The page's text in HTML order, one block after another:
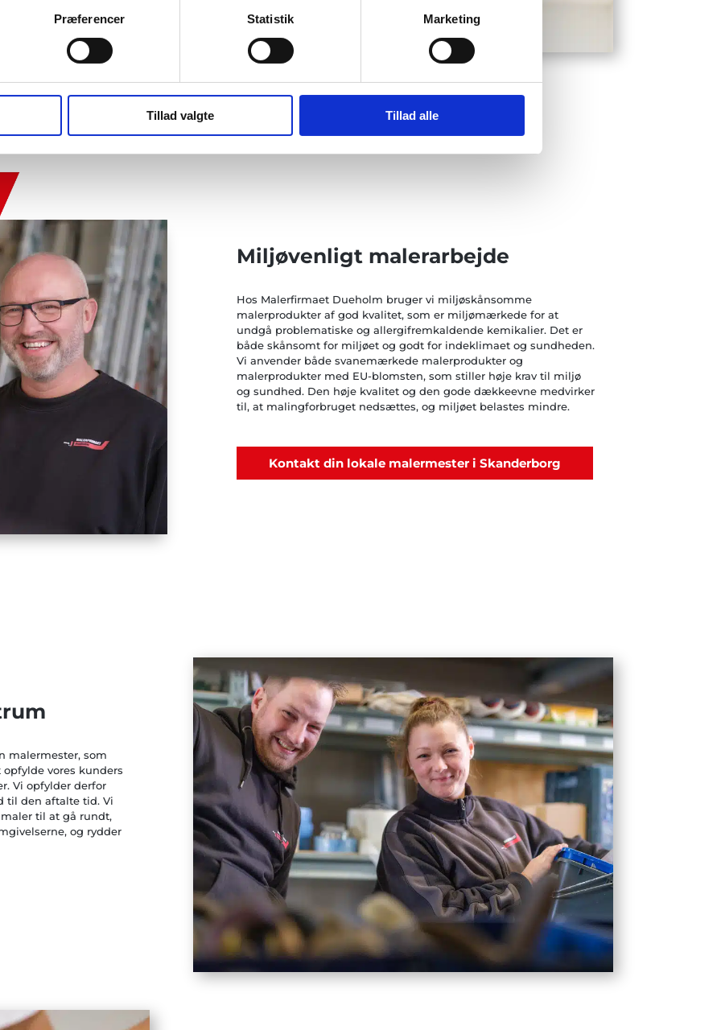
Præferencer Statistik Marketing
Tillad valgte Tillad alle
så frygt ej. Som
erfaring i
for
betyder, at vi har
du kan
Miljøvenligt malerarbejde
Hos Malerfirmaet Dueholm bruger vi miljøskånsomme
malerprodukter af god kvalitet, som er miljømærkede for at
undgå problematiske og allergifremkaldende kemikalier. Det er
både skånsomt for miljøet og godt for indeklimaet og sundheden.
Vi anvender både svanemærkede malerprodukter og
malerprodukter med EU-blomsten, som stiller høje krav til miljø
og sundhed. Den høje kvalitet og den gode dækkeevne medvirker
til, at malingforbruget nedsættes, og miljøet belastes mindre.
Kontakt din lokale malermester i Skanderborg
malermester, som
vores kunders
Vi opfylder derfor
til den aftalte tid. Vi
til at gå rundt,
og rydder